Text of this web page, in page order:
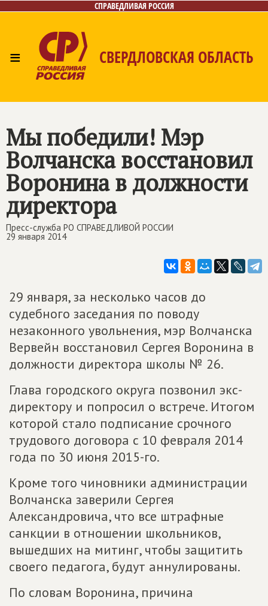
СПРАВЕДЛИВАЯ РОССИЯ
≡ СВЕРДЛОВСКАЯ ОБЛАСТЬ
Поиск
Мы победили! Мэр
Волчанска восстановил
Воронина в должности
директора
Пресс-служба РО СПРАВЕДЛИВОЙ РОССИИ
29 января 2014
29 января, за несколько часов до
судебного заседания по поводу
незаконного увольнения, мэр Волчанска
Вервейн восстановил Сергея Воронина в
должности директора школы № 26.
Глава городского округа позвонил экс-
директору и попросил о встрече. Итогом
которой стало подписание срочного
трудового договора с 10 февраля 2014
года по 30 июня 2015-го.
Кроме того чиновники администрации
Волчанска заверили Сергея
Александровича, что все штрафные
санкции в отношении школьников,
вышедших на митинг, чтобы защитить
своего педагога, будут аннулированы.
По словам Воронина, причина